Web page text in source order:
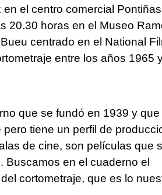
el centro comercial
20.30 horas en el Museo
centrado en el National
entre los años 1965
que se fundó en 1939 y
tiene un perfil de
de cine, son películas que
en el cuaderno el
cortometraje, que es lo